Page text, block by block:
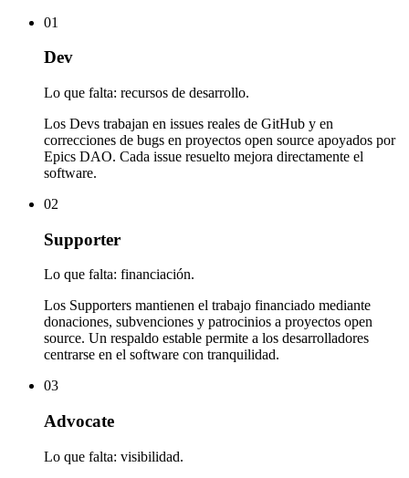
01
Dev
Lo que falta: recursos de desarrollo.
Los Devs trabajan en issues reales de GitHub y en
correcciones de bugs en proyectos open source apoyados por
Epics DAO. Cada issue resuelto mejora directamente el
software.
02
Supporter
Lo que falta: financiación.
Los Supporters mantienen el trabajo financiado mediante
donaciones, subvenciones y patrocinios a proyectos open
source. Un respaldo estable permite a los desarrolladores
centrarse en el software con tranquilidad.
03
Advocate
Lo que falta: visibilidad.